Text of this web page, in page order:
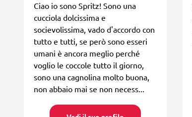
Ciao io sono Spritz! Sono una
cucciola dolcissima e
socievolissima, vado d'accordo con
tutto e tutti, se però sono esseri
umani è ancora meglio perché
voglio le coccole tutto il giorno,
sono una cagnolina molto buona,
non abbaio mai se non necess...